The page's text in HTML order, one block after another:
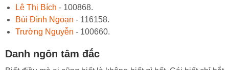
Lê Thị Bích - 100868.
Bùi Đình Ngoạn - 116158.
Trường Nguyễn - 100660.
Danh ngôn tâm đắc